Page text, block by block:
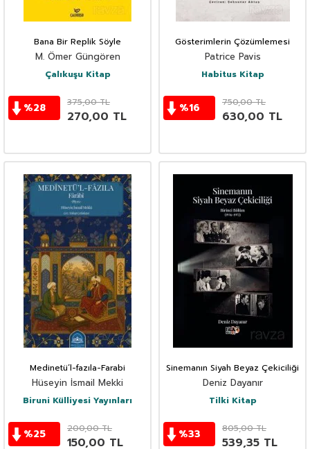
Bana Bir Replik Söyle
M. Ömer Güngören
Çalıkuşu Kitap
%28 375,00TL
270,00 TL
Gösterimlerin Çözümlemesi
Patrice Pavis
Habitus Kitap
%16 750,00TL
630,00 TL
Medinetü’l-fazıla-Farabi
Hüseyin İsmail Mekki
Biruni Külliyesi Yayınları
%25 200,00TL
150,00 TL
Sinemanın Siyah Beyaz Çekiciliği
Deniz Dayanır
Tilki Kitap
%33 805,00TL
539,35 TL